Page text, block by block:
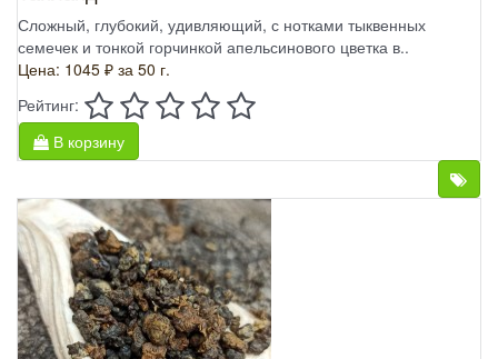
Сложный, глубокий, удивляющий, с нотками тыквенных
семечек и тонкой горчинкой апельсинового цветка в..
Цена: 1045 ₽ за 50 г.
Рейтинг:
В корзину